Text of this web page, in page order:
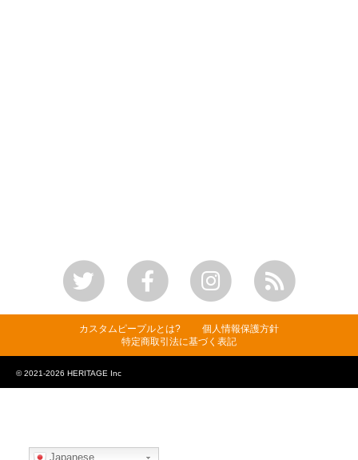
カスタムピープルとは?
個人情報保護方針
特定商取引法に基づく表記
© 2021-2026 HERITAGE Inc
Japanese